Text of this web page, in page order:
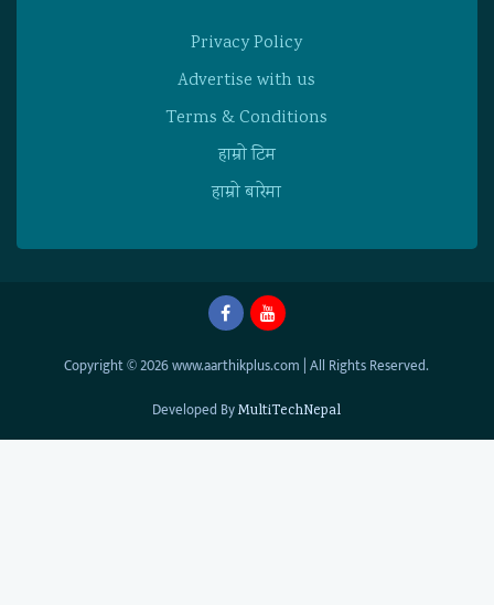
Privacy Policy
Advertise with us
Terms & Conditions
हाम्राे टिम
हाम्राे बारेमा
Copyright © 2026 www.aarthikplus.com | All Rights Reserved.
Developed ByMultiTechNepal